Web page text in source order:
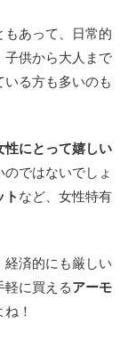
もあって、日常的
子供から大人まで
る方も多いのも
性にとって嬉しい
ではないでしょ
ト など、女性特有
経済的にも厳しい
軽に買えるアーモ
！